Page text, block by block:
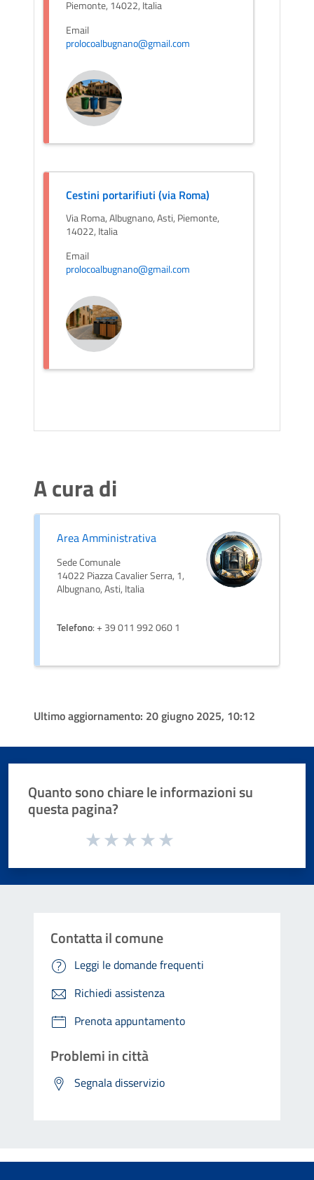
Piemonte, 14022, Italia
Email
prolocoalbugnano@gmail.com
Cestini portarifiuti (via Roma)
Via Roma, Albugnano, Asti, Piemonte,
14022, Italia
Email
prolocoalbugnano@gmail.com
A cura di
Area Amministrativa
Sede Comunale
14022 Piazza Cavalier Serra, 1,
Albugnano, Asti, Italia
Telefono: + 39 011 992 060 1
Ultimo aggiornamento: 20 giugno 2025, 10:12
Quanto sono chiare le informazioni su
questa pagina?
Valuta da 1 a 5 stelle la pagina
Contatta il comune
Leggi le domande frequenti
Richiedi assistenza
Prenota appuntamento
Problemi in città
Segnala disservizio